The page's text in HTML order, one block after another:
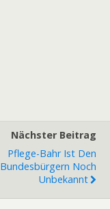
Nächster Beitrag
Pflege-Bahr Ist Den
Bundesbürgern Noch
Unbekannt